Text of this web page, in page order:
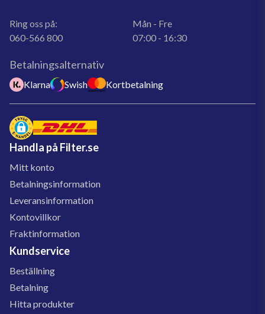
Ring oss på:
060-566 800
Mån - Fre
07:00 - 16:30
Betalningsalternativ
Klarna Swish Kortbetalning
Handla på Filter.se
Mitt konto
Betalningsinformation
Leveransinformation
Kontovillkor
Fraktinformation
Kundservice
Beställning
Betalning
Hitta produkter